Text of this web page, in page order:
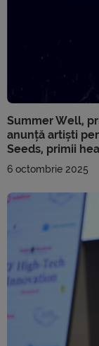
Summer Well,
anunță artiști
Seeds, primii
6 octombrie 2025